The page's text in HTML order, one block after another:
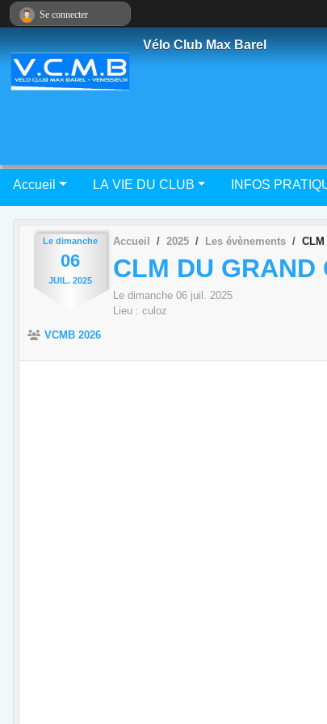
Vélo Club Max Barel
Accueil LA VIE DU CLUB INFOS
Le dimanche
06
JUIL. 2025
Accueil 2025 Les évènements
CLM DU GRAND
Le dimanche 06 juil.
2025
Lieu : culoz
VCMB 2026
Se connecter
Panneau de gestion des cookies